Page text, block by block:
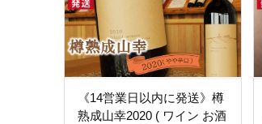
《14営業日以内に発送》樽
熟成山幸2020 ( ワイン お酒